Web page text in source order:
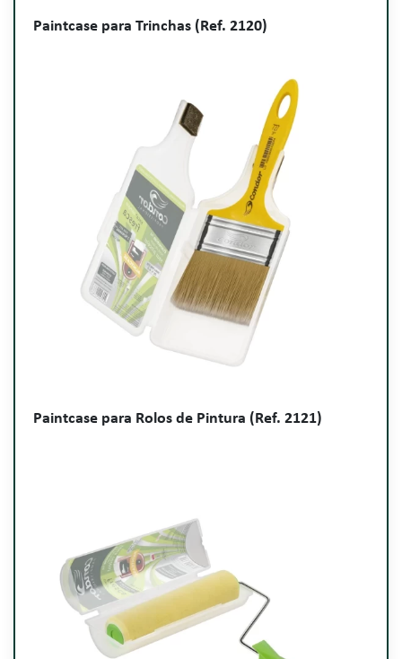
Paintcase para Trinchas (Ref. 2120)
Paintcase para Rolos de Pintura (Ref. 2121)